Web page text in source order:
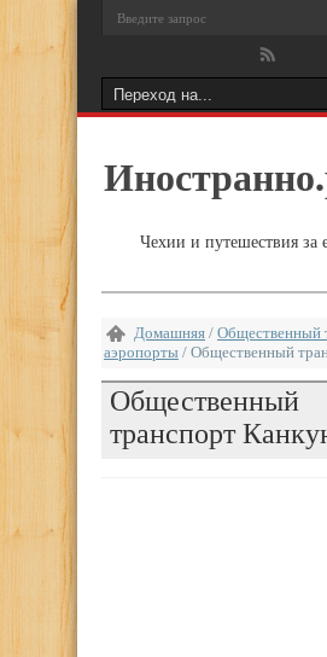
Чехии и путешествия за
Домашняя / Общественный
аэропорты / Общественный
Общественный
транспорт